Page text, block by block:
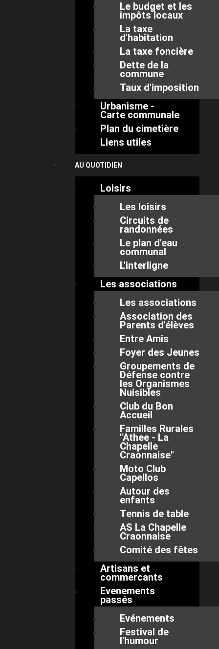
Le budget et les
impôts locaux
La taxe
d'habitation
La taxe foncière
Dette de la
commune
Taux d'imposition
Urbanisme -
Carte communale
Plan du cimetière
Liens utiles
AU QUOTIDIEN
Loisirs
Les loisirs
Circuits de
randonnées
Le plan d'eau
communal
L'interligne
Les associations
Les associations
Association des
Parents d'élèves
Entre Amis
Foyer des Jeunes
Groupements de
Défense contre
les Organismes
Nuisibles
Club du Bon
Accueil
Familles Rurales
"Athee - La
Chapelle
Craonnaise"
Moto Club
Capellos
Autour des
enfants
Tennis de table
AS La Chapelle
Craonnaise
Comité des fêtes
Artisans et
commercants
Evenements
passés
Evénements
Festival de
l'humour